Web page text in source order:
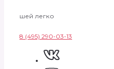
шей легко
8 (495) 290-03-13